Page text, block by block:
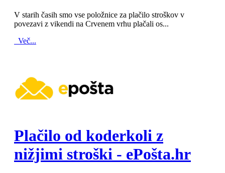
V starih časih smo vse položnice za plačilo stroškov v
povezavi z vikendi na Crvenem vrhu plačali os...
Več...
Plačilo od koderkoli z
nižjimi stroški - ePošta.hr